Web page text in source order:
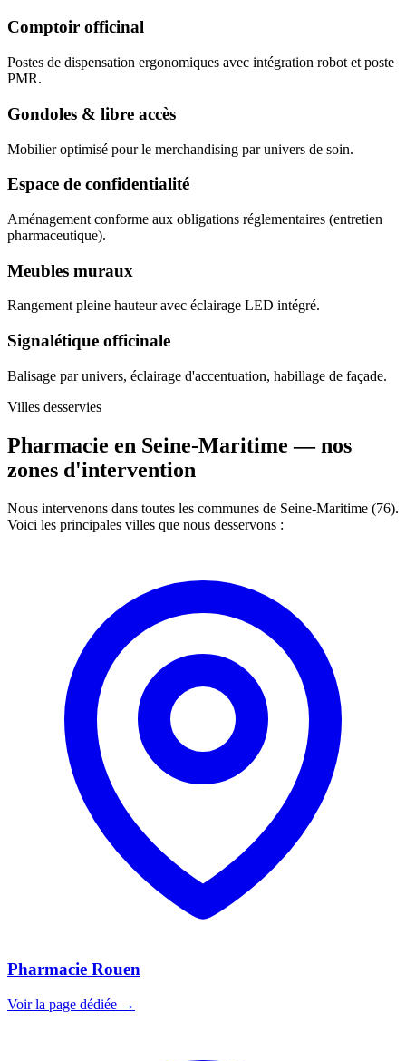
Comptoir officinal
Postes de dispensation ergonomiques avec intégration robot et poste
PMR.
Gondoles & libre accès
Mobilier optimisé pour le merchandising par univers de soin.
Espace de confidentialité
Aménagement conforme aux obligations réglementaires (entretien
pharmaceutique).
Meubles muraux
Rangement pleine hauteur avec éclairage LED intégré.
Signalétique officinale
Balisage par univers, éclairage d'accentuation, habillage de façade.
Villes desservies
Pharmacie en Seine-Maritime —nos
zones d'intervention
Nous intervenons dans toutes les communes de Seine-Maritime (76).
Voici les principales villes que nous desservons :
Pharmacie Rouen
Voir la page dédiée →